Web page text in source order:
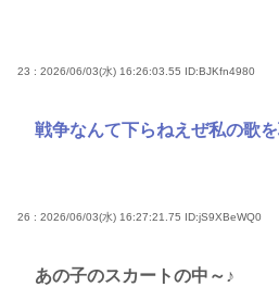
23 : 2026/06/03(水) 16:26:03.55 ID:BJKfn4980
戦争なんて下らねえぜ私の歌
26 : 2026/06/03(水) 16:27:21.75 ID:jS9XBeWQ0
あの子のスカートの中～♪